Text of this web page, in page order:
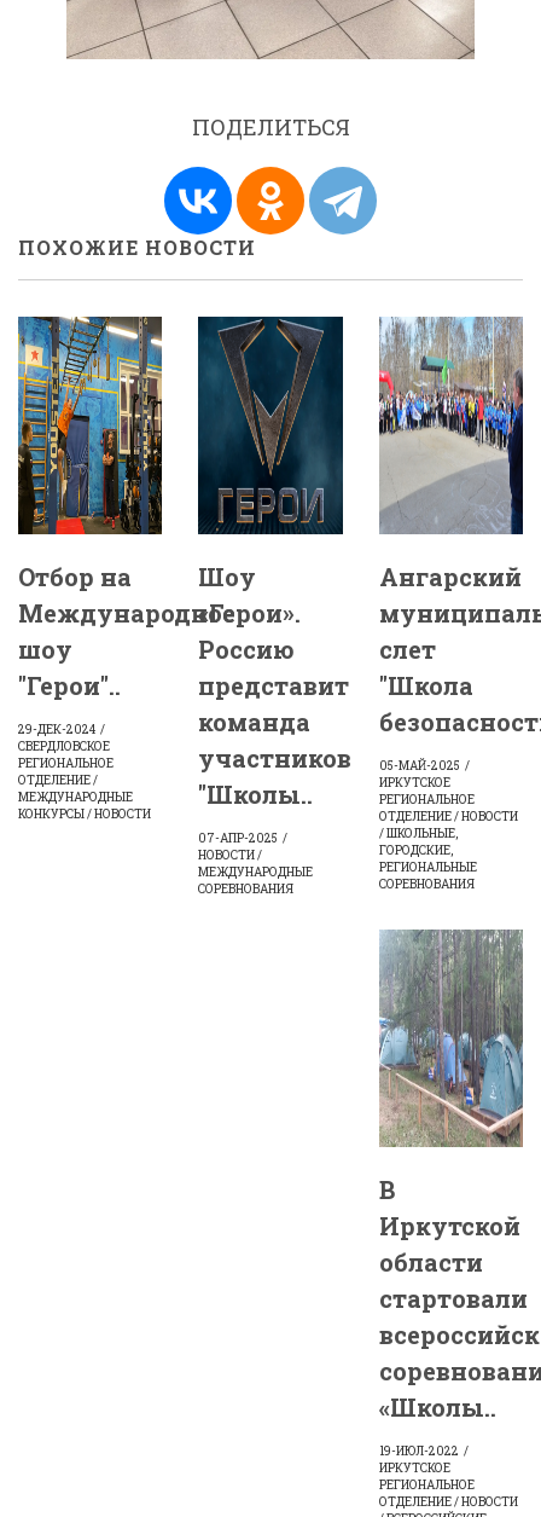
ПОДЕЛИТЬСЯ
ПОХОЖИЕ НОВОСТИ
Отбор на
Международное
шоу
"Герои"..
29-ДЕК-2024
СВЕРДЛОВСКОЕ
РЕГИОНАЛЬНОЕ
ОТДЕЛЕНИЕ /
МЕЖДУНАРОДНЫЕ
КОНКУРСЫ / НОВОСТИ
Шоу
«Герои».
Россию
представит
команда
участников
"Школы..
07-АПР-2025
НОВОСТИ /
МЕЖДУНАРОДНЫЕ
СОРЕВНОВАНИЯ
Ангарский
слет
"Школа
05-МАЙ-2025
ИРКУТСКОЕ
РЕГИОНАЛЬНОЕ
ОТДЕЛЕНИЕ / НОВОСТИ
/ ШКОЛЬНЫЕ,
ГОРОДСКИЕ,
РЕГИОНАЛЬНЫЕ
СОРЕВНОВАНИЯ
В
Иркутской
области
стартовали
«Школы..
19-ИЮЛ-2022
ИРКУТСКОЕ
РЕГИОНАЛЬНОЕ
ОТДЕЛЕНИЕ / НОВОСТИ